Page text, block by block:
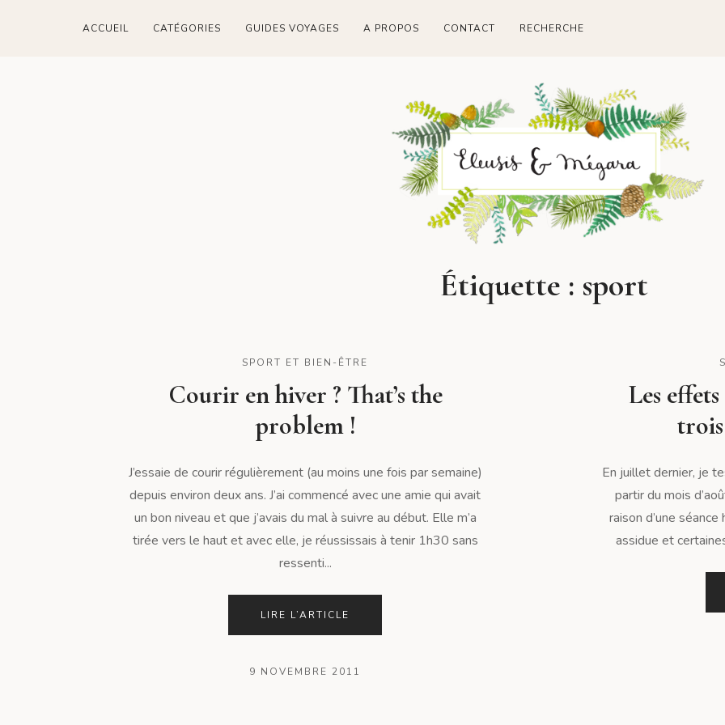
ACCUEIL CATÉGORIES GUIDES VOYAGES A PROPOS CONTACT RECHERCHE
Étiquette : sport
SPORT ET BIEN-ÊTRE
Courir en hiver ? That’s the
problem !
J’essaie de courir régulièrement (au moins une fois par semaine)
depuis environ deux ans. J’ai commencé avec une amie qui avait
un bon niveau et que j’avais du mal à suivre au début. Elle m’a
tirée vers le haut et avec elle, je réussissais à tenir 1h30 sans
ressenti...
LIRE L’ARTICLE
9 NOVEMBRE 2011
Les
trois
En juillet dernier, je
partir du mois
raison d’une
assidue et